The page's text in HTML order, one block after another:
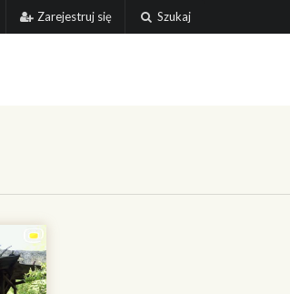
Zarejestruj się Szukaj